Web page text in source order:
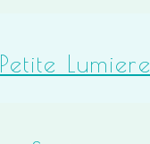
Petite